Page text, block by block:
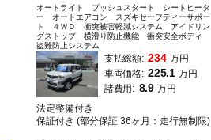
オートライト プッシュスタート シートヒータ
ー オートエアコン スズキセーフティーサポー
ト ４ＷＤ 衝突被害軽減システム アイドリン
グストップ 横滑り防止機能 衝突安全ボディ
盗難防止システム
支払総額: 234 万円
車両価格: 225.1 万円
諸費用: 8.9 万円
法定整備付き
保証付き (部分保証 36ヶ月：走行無制限)